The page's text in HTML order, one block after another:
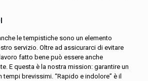
le tempistiche sono un elemento
servizio. Oltre ad assicurarci di evitare
fatto bene può essere anche
E questa è la nostra mission: garantire un
brevissimi. “Rapido e indolore” è il